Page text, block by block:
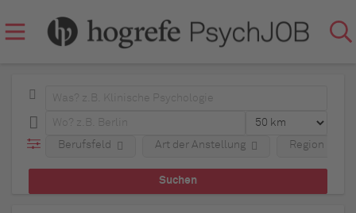
Berufsfeld Art der Anstellung Region